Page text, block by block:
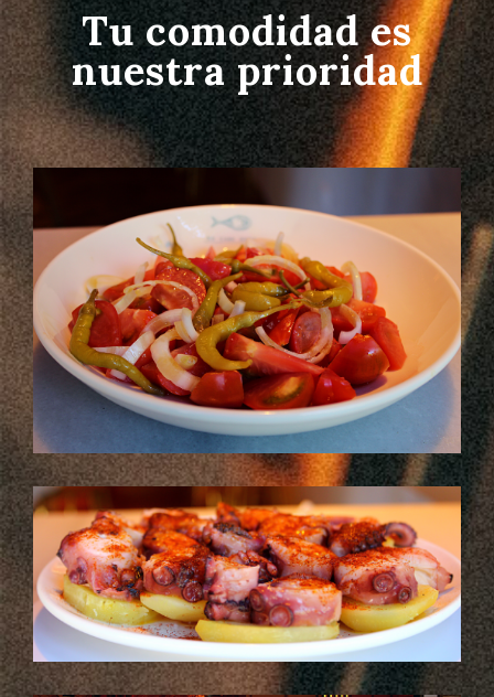
Tu comodidad es
nuestra prioridad